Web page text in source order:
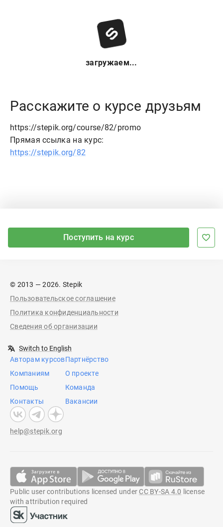
загружаем...
Расскажите о курсе друзьям
https://stepik.org/course/82/promo
Прямая ссылка на курс:
https://stepik.org/82
Поступить на курс
© 2013 — 2026. Stepik
Пользовательское соглашение
Политика конфиденциальности
Сведения об организации
Switch to English
Авторам курсов
Компаниям
Помощь
Контакты
Партнёрство
О проекте
Команда
Вакансии
help@stepik.org
Public user contributions licensed under CC BY-SA 4.0 license
with attribution required